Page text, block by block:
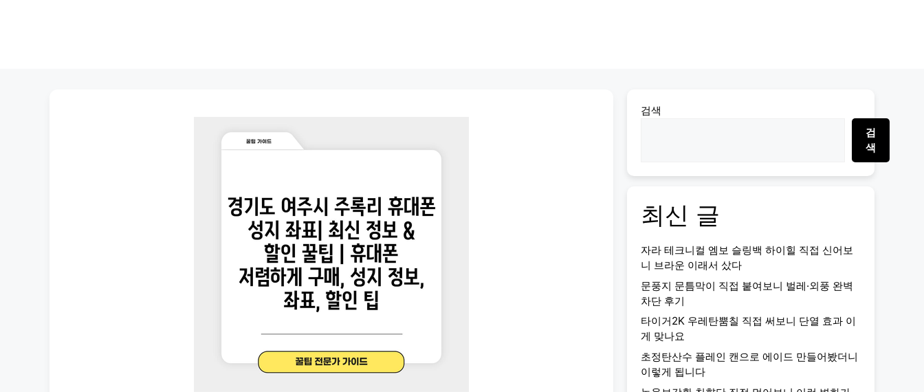
검색
검
색
최신 글
자라 테크니컬 엠보 슬링백 하이힐 직접 신어보
니 브라운 이래서 샀다
문풍지 문틈막이 직접 붙여보니 벌레·외풍 완벽
차단 후기
타이거2K 우레탄뿜칠 직접 써보니 단열 효과 이
게 맞나요
초정탄산수 플레인 캔으로 에이드 만들어봤더니
이렇게 됩니다